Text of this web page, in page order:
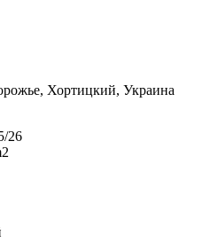
Хортицкий, Украина
26